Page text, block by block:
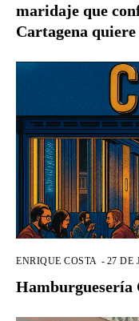
maridaje que
Cartagena quiere
ENRIQUE COSTA - 27 DE
Hamburguesería